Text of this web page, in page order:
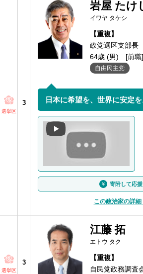
選挙区
3
岩屋 たけ
イワヤ タケシ
【重複】
政党選区支部長
64歳 (男)
[前
自由民主党
日本に希望を、世界に安定を
寄附して応
この政治家の詳細
選挙区
3
江藤 拓
エトウ タク
【重複】
自民党政務調査